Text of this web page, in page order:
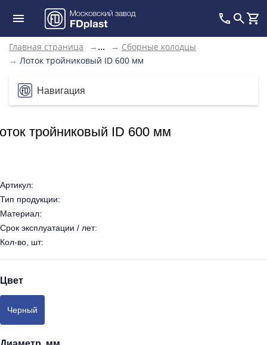
Главная страница → ... → Сборные колодцы
→ Лоток тройниковый ID 600 мм
Навигация
тройниковый ID 600 мм
Артикул:
Тип продукции:
Материал:
Срок эксплуатации / лет:
Кол-во, шт:
Цвет
Черный